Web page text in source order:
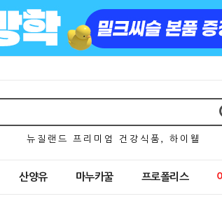
뉴 질 랜 드 프 리 미 엄 건 강 식 품 , 하 이 웰
산양유 마누카꿀 프로폴리스